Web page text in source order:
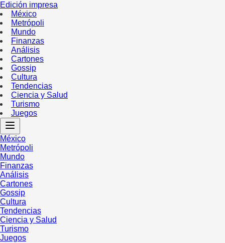
Edición impresa
México
Metrópoli
Mundo
Finanzas
Análisis
Cartones
Gossip
Cultura
Tendencias
Ciencia y Salud
Turismo
Juegos
México
Metrópoli
Mundo
Finanzas
Análisis
Cartones
Gossip
Cultura
Tendencias
Ciencia y Salud
Turismo
Juegos